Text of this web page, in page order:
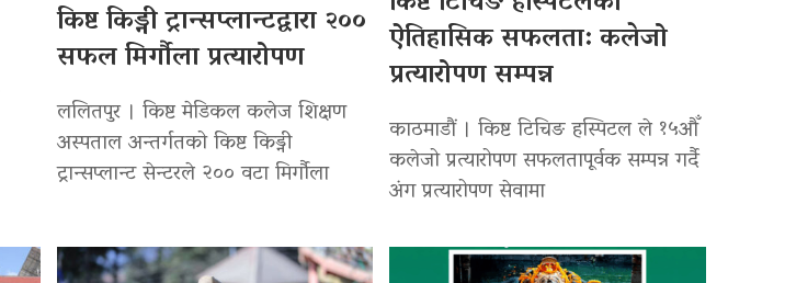
किष्ट किड्नी ट्रान्सप्लान्टद्वारा २००
सफल मिर्गौला प्रत्यारोपण
ललितपुर । किष्ट मेडिकल कलेज शिक्षण
अस्पताल अन्तर्गतको किष्ट किड्नी
ट्रान्सप्लान्ट सेन्टरले २०० वटा मिर्गौला
ऐतिहासिक सफलता: कलेजो
प्रत्यारोपण सम्पन्न
काठमाडौं । किष्ट टिचिङ हस्पिटल ले १५औँ
कलेजो प्रत्यारोपण सफलतापूर्वक सम्पन्न गर्दै
अंग प्रत्यारोपण सेवामा